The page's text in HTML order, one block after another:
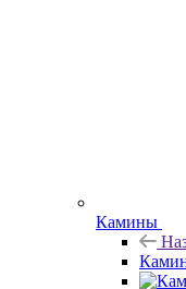
Камины